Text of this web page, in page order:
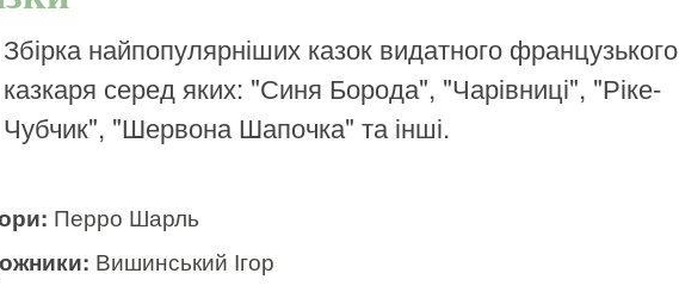
Збірка найпопулярніших казок видатного французького
казкаря серед яких: "Синя Борода", "Чарівниці", "Ріке-
Чубчик", "Шервона Шапочка" та інші.
Перро Шарль
Вишинський Ігор